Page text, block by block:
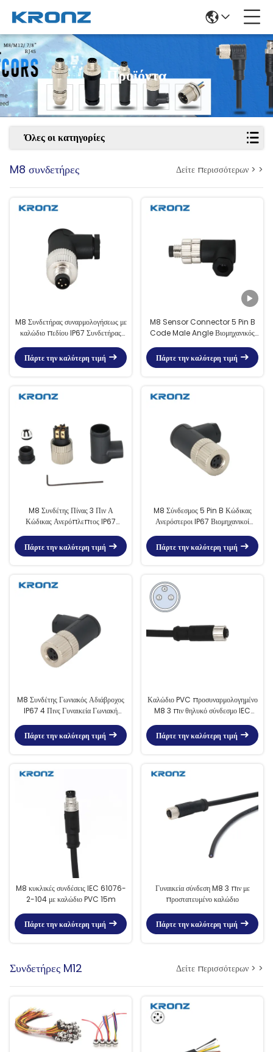
Προϊόντα
Όλες οι κατηγορίες
M8 συνδετήρες Δείτε περισσότερων > >
M8 Συνδετήρας συναρμολογήσεως με
καλώδιο πεδίου IP67 Συνδετήρας
κωδικοποίηση 4 πιν A
Πάρτε την καλύτερη τιμή
M8 Sensor Connector 5 Pin B
Code Male Angle Βιομηχανικός
Πάρτε την καλύτερη τιμή
M8 Συνδέτης Πίνας 3 Πιν Α
Κώδικας Ανερόπλεπτος IP67
Πάρτε την καλύτερη τιμή
M8 Σύνδεσμος 5 Pin B Κώδικας
Ανερόστεροι IP67 Βιομηχανικοί
Πάρτε την καλύτερη τιμή
M8 Συνδέτης Γωνιακός Αδιάβροχος
IP67 4 Πινς Γυναικεία Γωνιακή
σύρμα
Πάρτε την καλύτερη τιμή
Καλώδιο PVC προσυναρμολογημένο
M8 3 πιν θηλυκό σύνδεσμο IEC
Πάρτε την καλύτερη τιμή
M8 κυκλικές συνδέσεις IEC 61076-
2-104 με καλώδιο PVC 15m
Πάρτε την καλύτερη τιμή
Γυναικεία σύνδεση M8 3 πιν με
προστατευμένο καλώδιο
Πάρτε την καλύτερη τιμή
Συνδετήρες M12 Δείτε περισσότερων > >